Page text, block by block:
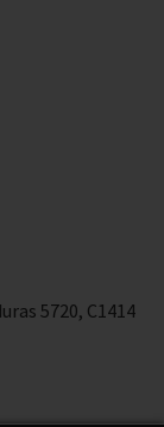
5720, C1414